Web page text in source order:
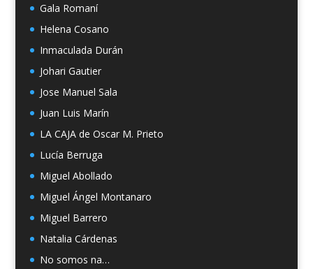
Gala Romaní
Helena Cosano
Inmaculada Durán
Johari Gautier
Jose Manuel Sala
Juan Luis Marín
LA CAJA de Oscar M. Prieto
Lucía Berruga
Miguel Abollado
Miguel Ángel Montanaro
Miguel Barrero
Natalia Cárdenas
No somos na…